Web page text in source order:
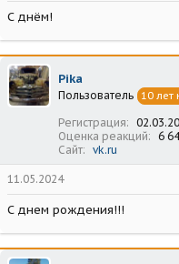
С днём!
Pika
Пользователь 10 лет
Регистрация
Оценка реакций
6
Сайт
vk.ru
11.05.2024
С днем рождения!!!